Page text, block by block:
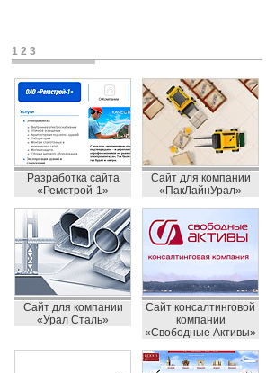
1 2 3
Разработка сайта
«Ремстрой-1»
Сайт для компании
«ПакЛайнУрал»
Сайт для компании
«Урал Сталь»
Сайт консалтинговой
компании
«Свободные Активы»